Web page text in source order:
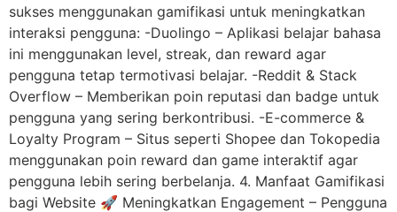
sukses menggunakan gamifikasi untuk meningkatkan
interaksi pengguna: -Duolingo – Aplikasi belajar bahasa
ini menggunakan level, streak, dan reward agar
pengguna tetap termotivasi belajar. -Reddit & Stack
Overflow – Memberikan poin reputasi dan badge untuk
pengguna yang sering berkontribusi. -E-commerce &
Loyalty Program – Situs seperti Shopee dan Tokopedia
menggunakan poin reward dan game interaktif agar
pengguna lebih sering berbelanja. 4. Manfaat Gamifikasi
bagi Website 🚀 Meningkatkan Engagement – Pengguna